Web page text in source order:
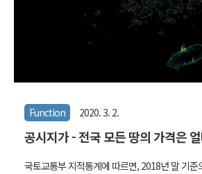
Function 2020. 3. 2.
공시지가 - 전국 모든 땅의 가격은
국토교통부 지적통계에 따르면, 2018년 말 기준